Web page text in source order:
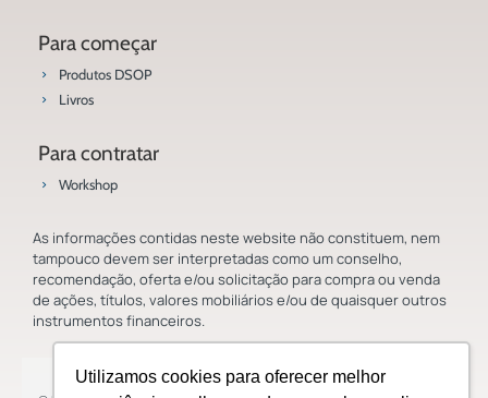
Utilizamos cookies para oferecer melhor
Para começar
Produtos DSOP
Livros
Para contratar
Workshop
As informações contidas neste website não constituem, nem
tampouco devem ser interpretadas como um conselho,
recomendação, oferta e/ou solicitação para compra ou venda
de ações, títulos, valores mobiliários e/ou de quaisquer outros
instrumentos financeiros.